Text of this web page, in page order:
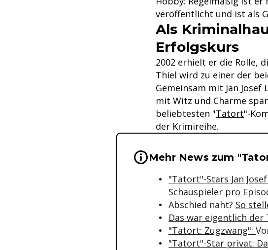
veröffentlicht und ist als
Als
Erfolgskurs
2002 erhielt er die Rolle,
Thiel wird zu einer der
Gemeinsam mit Jan Josef
mit Witz und Charme
beliebtesten "Tatort"-
der Krimireihe.
Wichtige Hinweise &
Mehr News zum
"Tatort"-Stars Jan
Schauspieler pro
Abschied naht? So
Das war eigentlich
"Tatort: Zugzwang":
"Tatort"-Star privat: